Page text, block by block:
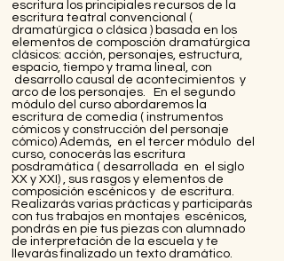
escritura los principiales recursos de la
escritura teatral convencional (
dramatúrgica o clásica ) basada en los
elementos de composción dramatúrgica
clásicos: acción, personajes, estructura,
espacio, tiempo y trama lineal, con
desarrollo causal de acontecimientos y
arco de los personajes. En el segundo
módulo del curso abordaremos la
escritura de comedia ( instrumentos
cómicos y construcción del personaje
cómico) Además, en el tercer módulo del
curso, conocerás las escritura
posdramática ( desarrollada en el siglo
XX y XXI) , sus rasgos y elementos de
composición escénicos y de escritura.
Realizarás varias prácticas y participarás
con tus trabajos en montajes escénicos,
pondrás en pie tus piezas con alumnado
de interpretación de la escuela y te
llevarás finalizado un texto dramático.